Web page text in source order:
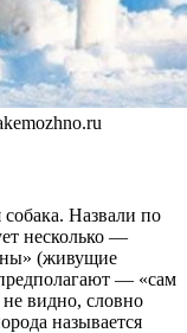
собака. Назвали по
несколько —
(живущие
— «сам
видно, словно
называется